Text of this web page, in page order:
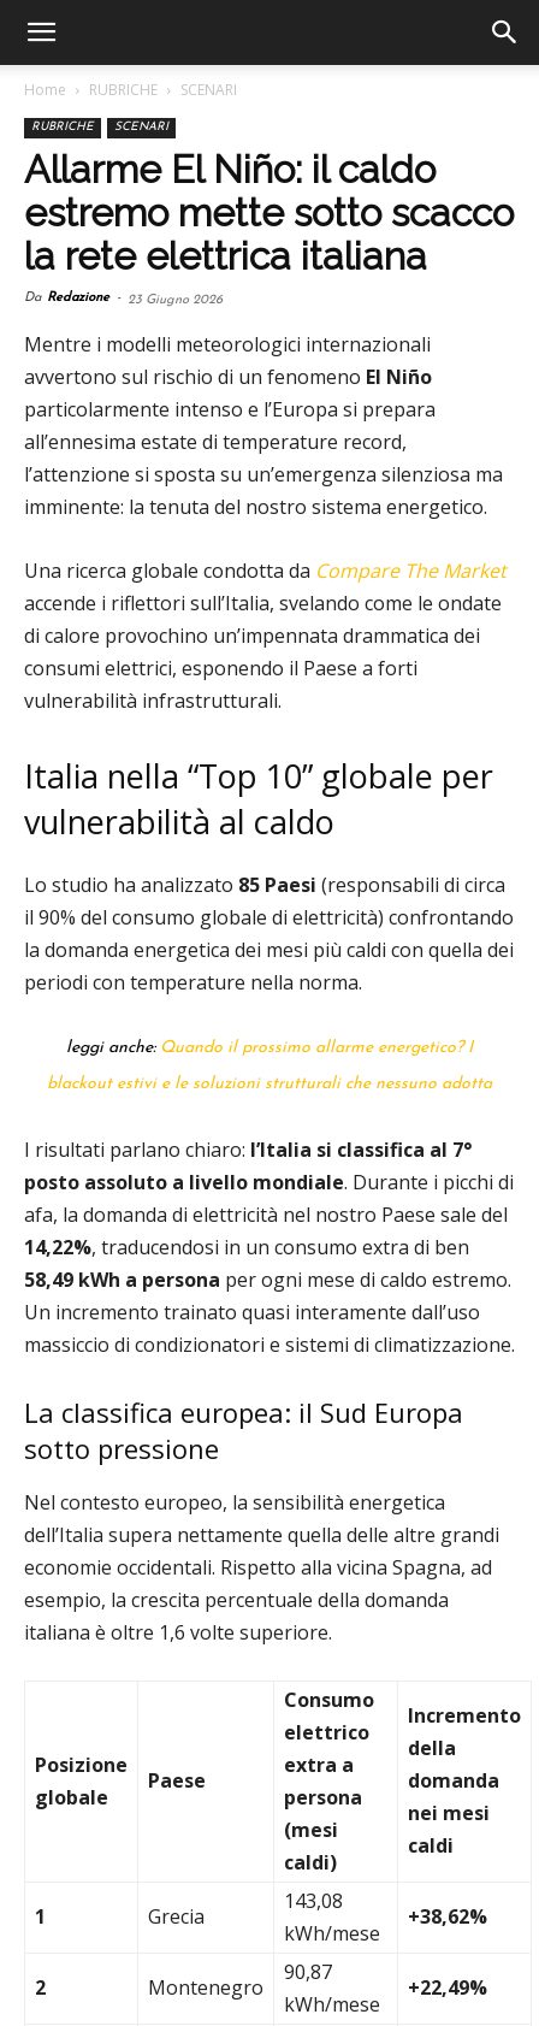
Home RUBRICHE SCENARI
RUBRICHE SCENARI
Allarme El Niño: il caldo
estremo mette sotto scacco
la rete elettrica italiana
Da Redazione - 23 Giugno 2026
Mentre i modelli meteorologici internazionali
avvertono sul rischio di un fenomeno El Niño
particolarmente intenso e l’Europa si prepara
all’ennesima estate di temperature record,
l’attenzione si sposta su un’emergenza silenziosa ma
imminente: la tenuta del nostro sistema energetico.
Una ricerca globale condotta da Compare The Market
accende i riflettori sull’Italia, svelando come le ondate
di calore provochino un’impennata drammatica dei
consumi elettrici, esponendo il Paese a forti
vulnerabilità infrastrutturali.
Italia nella “Top 10” globale per
vulnerabilità al caldo
Lo studio ha analizzato 85 Paesi (responsabili di circa
il 90% del consumo globale di elettricità) confrontando
la domanda energetica dei mesi più caldi con quella dei
periodi con temperature nella norma.
leggi anche: Quando il prossimo allarme energetico? I
blackout estivi e le soluzioni strutturali che nessuno adotta
I risultati parlano chiaro: l’Italia si classifica al 7°
posto assoluto a livello mondiale. Durante i picchi di
afa, la domanda di elettricità nel nostro Paese sale del
14,22%, traducendosi in un consumo extra di ben
58,49 kWh a persona per ogni mese di caldo estremo.
Un incremento trainato quasi interamente dall’uso
massiccio di condizionatori e sistemi di climatizzazione.
La classifica europea: il Sud Europa
sotto pressione
Nel contesto europeo, la sensibilità energetica
dell’Italia supera nettamente quella delle altre grandi
economie occidentali. Rispetto alla vicina Spagna, ad
esempio, la crescita percentuale della domanda
italiana è oltre 1,6 volte superiore.
Posizione
globale
Paese
Consumo
elettrico
extra a
persona
(mesi
caldi)
Incremento
della
domanda
nei mesi
caldi
1 Grecia
143,08
kWh/mese
+38,62%
2 Montenegro
90,87
kWh/mese
+22,49%